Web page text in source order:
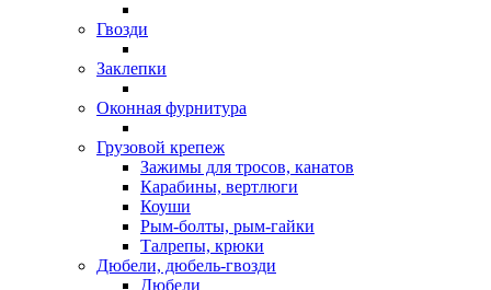
Гвозди
Заклепки
Оконная фурнитура
Грузовой крепеж
Зажимы для тросов, канатов
Карабины, вертлюги
Коуши
Рым-болты, рым-гайки
Талрепы, крюки
Дюбели, дюбель-гвозди
Дюбели